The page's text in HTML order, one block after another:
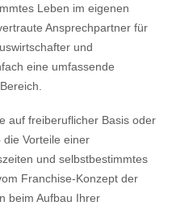
Leben im eigenen
Ansprechpartner für
und
eine umfassende
auf freiberuflicher Basis oder
Vorteile einer
und selbstbestimmtes
Franchise-Konzept der
beim Aufbau Ihrer